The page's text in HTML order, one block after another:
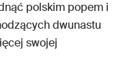
polskim popem i
dwunastu
swojej